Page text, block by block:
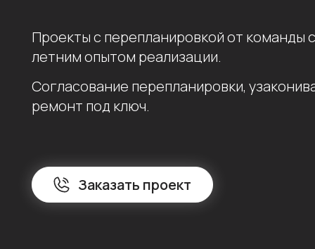
Проекты с перепланировкой от команды
летним опытом реализации.
Согласование перепланировки,
ремонт под ключ.
Заказать проект